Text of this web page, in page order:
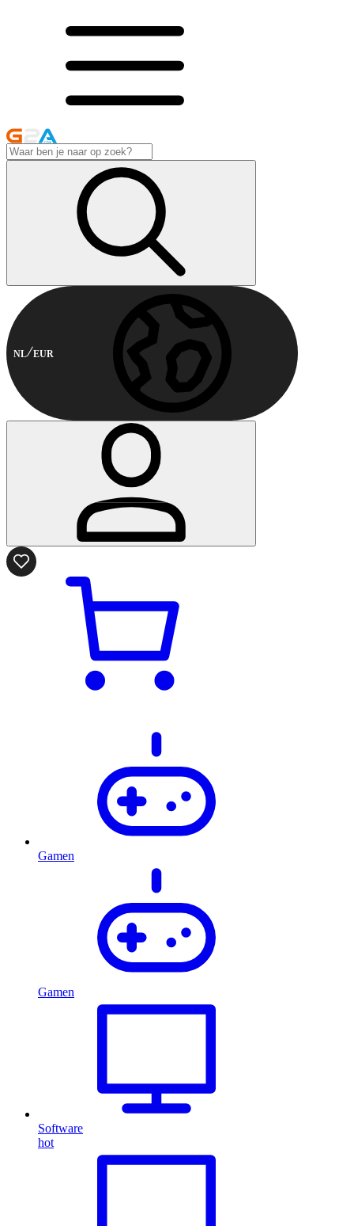
NL EUR
Gamen
Gamen
Software
hot